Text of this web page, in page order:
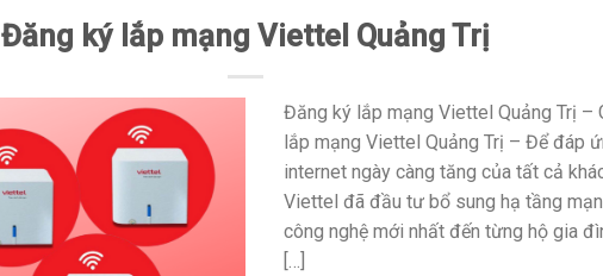
Đăng ký lắp mạng Viettel Quảng Trị
Đăng ký lắp mạng Viettel Quảng Trị –
lắp mạng Viettel Quảng Trị – Để đáp
internet ngày càng tăng của tất cả
Viettel đã đầu tư bổ sung hạ tầng
công nghệ mới nhất đến từng hộ gia
[…]